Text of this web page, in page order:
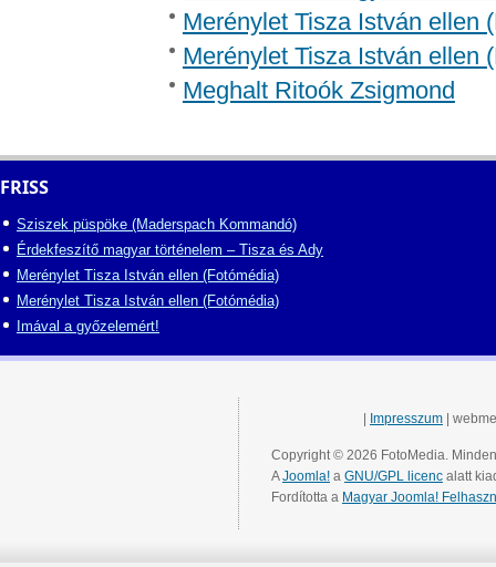
Merénylet Tisza István ellen
Merénylet Tisza István ellen
Meghalt Ritoók Zsigmond
FRISS
Sziszek püspöke (Maderspach Kommandó)
Érdekfeszítő magyar történelem – Tisza és Ady
Merénylet Tisza István ellen (Fotómédia)
Merénylet Tisza István ellen (Fotómédia)
Imával a győzelemért!
Impresszum |
Copyright © 2026 FotoMedia.
AJoomla! a GNU/GPL licenc alatt
Fordította a Magyar Joomla!